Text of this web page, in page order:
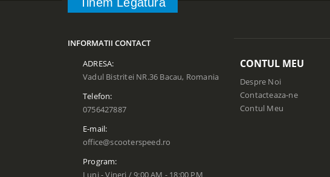
INFORMATII CONTACT
ADRESA:
Vadul Bistritei NR.36 Bacau, Romania
Telefon:
0756427887
E-mail:
office@scooterspeed.ro
Program:
CONTUL MEU
Despre Noi
Contacteaza-ne
Contul Meu